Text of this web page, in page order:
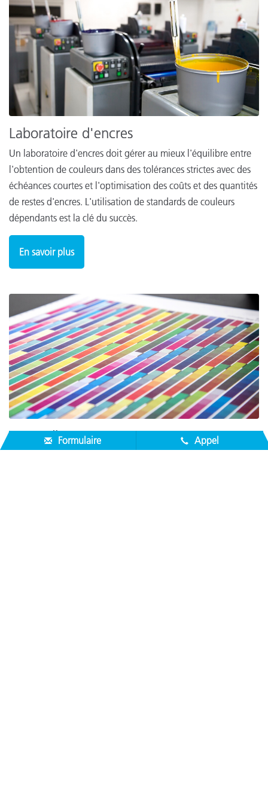
Laboratoire d'encres
Un laboratoire d'encres doit gérer au mieux l'équilibre entre
l'obtention de couleurs dans des tolérances strictes avec des
échéances courtes et l'optimisation des coûts et des quantités
de restes d'encres. L'utilisation de standards de couleurs
dépendants est la clé du succès.
En savoir plus
PrémédiaFormulaire Appel